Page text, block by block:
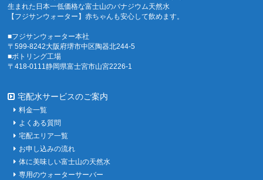
生まれた日本一低価格な富士山のバナジウム天然水
【フジサンウォーター】赤ちゃんも安心して飲めます。
■フジサンウォーター本社
〒599-8242大阪府堺市中区陶器北244-5
■ボトリング工場
〒418-0111静岡県富士宮市山宮2226-1
宅配水サービスのご案内
料金一覧
よくある質問
宅配エリア一覧
お申し込みの流れ
体に美味しい富士山の天然水
専用のウォーターサーバー